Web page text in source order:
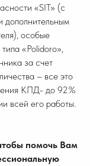
«SIT» (с
дополнительным
особые
«Polidoro»,
за счет
– все это
КПД- до 92%
всей его работы.
помочь Вам